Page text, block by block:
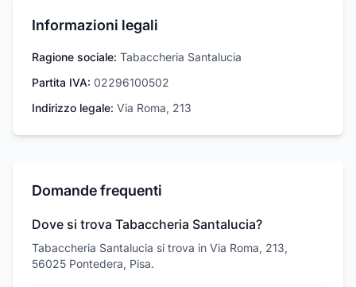
Informazioni legali
Ragione sociale: Tabaccheria Santalucia
Partita IVA: 02296100502
Indirizzo legale: Via Roma, 213
Domande frequenti
Dove si trova Tabaccheria Santalucia?
Tabaccheria Santalucia si trova in Via Roma, 213,
56025 Pontedera, Pisa.